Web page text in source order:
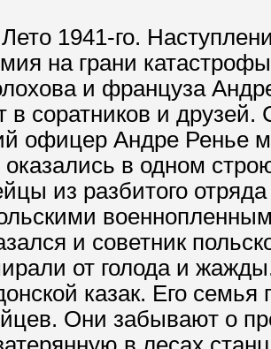
1941-го.
на грани
и француза
в соратников и
офицер Андре Ренье
в одном
из разбитого
и советник
от голода и
казак. Его
Они забывают о